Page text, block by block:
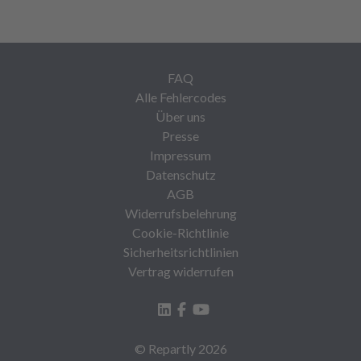
FAQ
Alle Fehlercodes
Über uns
Presse
Impressum
Datenschutz
AGB
Widerrufsbelehrung
Cookie-Richtlinie
Sicherheitsrichtlinien
Vertrag widerrufen
© Repartly 2026